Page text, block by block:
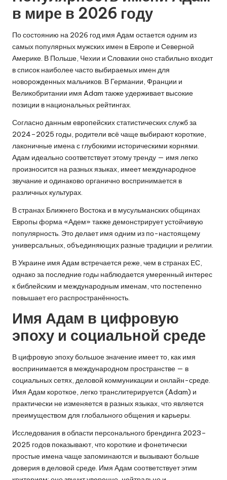
в мире в 2026 году
По состоянию на 2026 год имя Адам остается одним из
самых популярных мужских имен в Европе и Северной
Америке. В Польше, Чехии и Словакии оно стабильно входит
в список наиболее часто выбираемых имен для
новорожденных мальчиков. В Германии, Франции и
Великобритании имя Adam также удерживает высокие
позиции в национальных рейтингах.
Согласно данным европейских статистических служб за
2024–2025 годы, родители всё чаще выбирают короткие,
лаконичные имена с глубокими историческими корнями.
Адам идеально соответствует этому тренду — имя легко
произносится на разных языках, имеет международное
звучание и одинаково органично воспринимается в
различных культурах.
В странах Ближнего Востока и в мусульманских общинах
Европы форма «Адем» также демонстрирует устойчивую
популярность. Это делает имя одним из по-настоящему
универсальных, объединяющих разные традиции и религии.
В Украине имя Адам встречается реже, чем в странах ЕС,
однако за последние годы наблюдается умеренный интерес
к библейским и международным именам, что постепенно
повышает его распространённость.
Имя Адам в цифровую
эпоху и социальной среде
В цифровую эпоху большое значение имеет то, как имя
воспринимается в международном пространстве — в
социальных сетях, деловой коммуникации и онлайн-среде.
Имя Адам короткое, легко транслитерируется (Adam) и
практически не изменяется в разных языках, что является
преимуществом для глобального общения и карьеры.
Исследования в области персонального брендинга 2023–
2025 годов показывают, что короткие и фонетически
простые имена чаще запоминаются и вызывают больше
доверия в деловой среде. Имя Адам соответствует этим